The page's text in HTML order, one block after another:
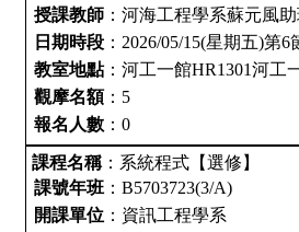
授課教師 ：河海工程學系蘇元風
日期時段 ：2026/05/15(星期五)第6
教室地點：河工一館HR1301河工
觀摩名額：5
報名人數 ：0
課程名稱：系統程式【選修】
課號年班 ：B5703723(3/A)
開課單位 ：資訊工程學系